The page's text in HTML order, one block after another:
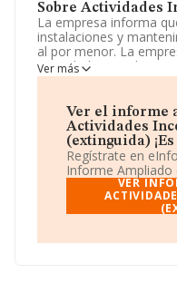
Sobre Actividades
La empresa informa
instalaciones y
al por menor. La
Sociedad Limitada.
'Establecimientos de
El número de
atendiendo a los datos
número de
debajo de la media de
La empresa española
(extinguida), con CIF
Madrid.
Ver más
Ver el informe
Actividades
(extinguida)
Regístrate en
Informe Ampliado
VER